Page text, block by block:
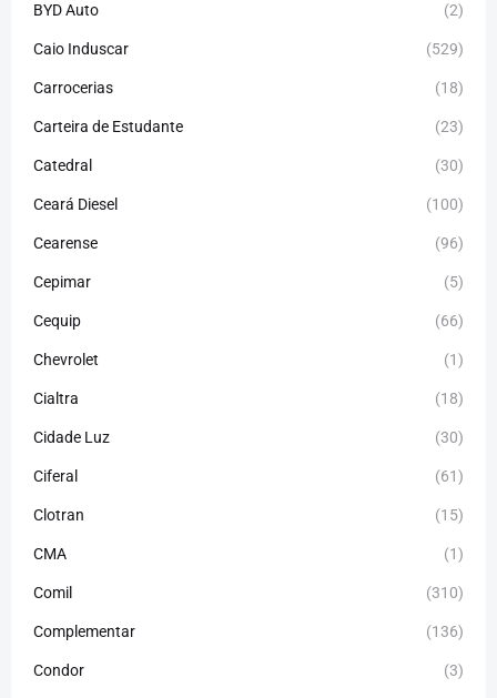
BYD Auto (2)
Caio Induscar (529)
Carrocerias (18)
Carteira de Estudante (23)
Catedral (30)
Ceará Diesel (100)
Cearense (96)
Cepimar (5)
Cequip (66)
Chevrolet (1)
Cialtra (18)
Cidade Luz (30)
Ciferal (61)
Clotran (15)
CMA (1)
Comil (310)
Complementar (136)
Condor (3)